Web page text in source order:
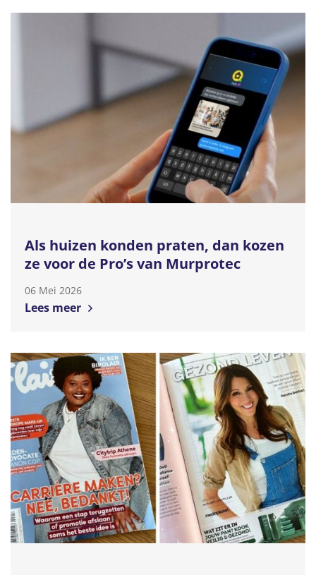
Als huizen konden praten, dan kozen
ze voor de Pro’s van Murprotec
06 Mei 2026
Lees meer